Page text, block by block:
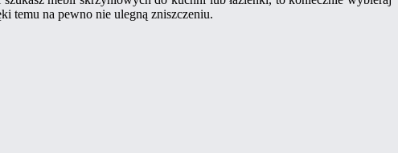
temu na pewno nie ulegną zniszczeniu.